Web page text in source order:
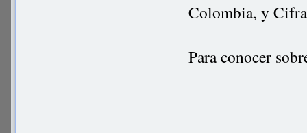
Colombia, y
Para conocer